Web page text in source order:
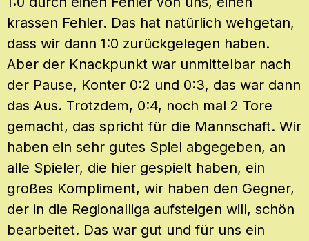
krassen Fehler. Das hat natürlich wehgetan,
dass wir dann 1:0 zurückgelegen haben.
Aber der Knackpunkt war unmittelbar nach
der Pause, Konter 0:2 und 0:3, das war dann
das Aus. Trotzdem, 0:4, noch mal 2 Tore
gemacht, das spricht für die Mannschaft. Wir
haben ein sehr gutes Spiel abgegeben, an
alle Spieler, die hier gespielt haben, ein
großes Kompliment, wir haben den Gegner,
der in die Regionalliga aufsteigen will, schön
bearbeitet. Das war gut und für uns ein